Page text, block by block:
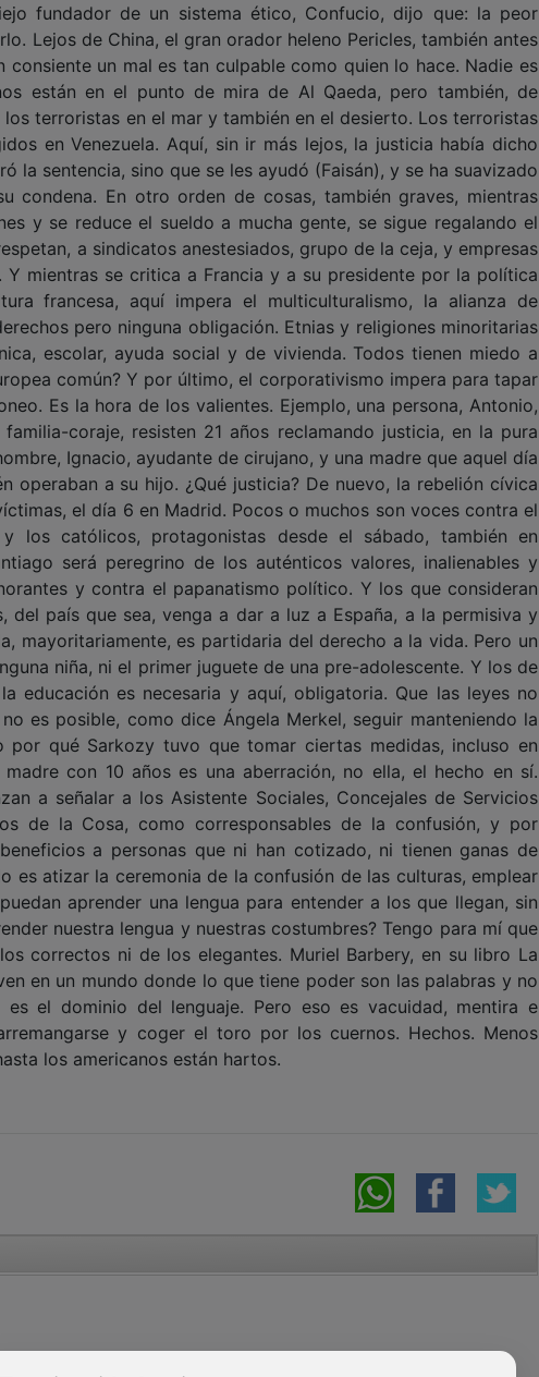
fundador de un sistema ético, Confucio, dijo que: la peor
Lejos de China, el gran orador heleno Pericles, también antes
consiente un mal es tan culpable como quien lo hace. Nadie es
están en el punto de mira de Al Qaeda, pero también, de
terroristas en el mar y también en el desierto. Los terroristas
en Venezuela. Aquí, sin ir más lejos, la justicia había dicho
la sentencia, sino que se les ayudó (Faisán), y se ha suavizado
condena. En otro orden de cosas, también graves, mientras
y se reduce el sueldo a mucha gente, se sigue regalando el
a sindicatos anestesiados, grupo de la ceja, y empresas
Y mientras se critica a Francia y a su presidente por la política
francesa, aquí impera el multiculturalismo, la alianza de
pero ninguna obligación. Etnias y religiones minoritarias
escolar, ayuda social y de vivienda. Todos tienen miedo a
común? Y por último, el corporativismo impera para tapar
Es la hora de los valientes. Ejemplo, una persona, Antonio,
coraje, resisten 21 años reclamando justicia, en la pura
Ignacio, ayudante de cirujano, y una madre que aquel día
operaban a su hijo. ¿Qué justicia? De nuevo, la rebelión cívica
el día 6 en Madrid. Pocos o muchos son voces contra el
los católicos, protagonistas desde el sábado, también en
será peregrino de los auténticos valores, inalienables y
y contra el papanatismo político. Y los que consideran
del país que sea, venga a dar a luz a España, a la permisiva y
mayoritariamente, es partidaria del derecho a la vida. Pero un
niña, ni el primer juguete de una pre-adolescente. Y los de
es necesaria y aquí, obligatoria. Que las leyes no
es posible, como dice Ángela Merkel, seguir manteniendo la
por qué Sarkozy tuvo que tomar ciertas medidas, incluso en
con 10 años es una aberración, no ella, el hecho en sí.
a señalar a los Asistente Sociales, Concejales de Servicios
de la Cosa, como corresponsables de la confusión, y por
a personas que ni han cotizado, ni tienen ganas de
es atizar la ceremonia de la confusión de las culturas, emplear
aprender una lengua para entender a los que llegan, sin
nuestra lengua y nuestras costumbres? Tengo para mí que
correctos ni de los elegantes. Muriel Barbery, en su libro La
en un mundo donde lo que tiene poder son las palabras y no
el dominio del lenguaje. Pero eso es vacuidad, mentira e
y coger el toro por los cuernos. Hechos. Menos
los americanos están hartos.